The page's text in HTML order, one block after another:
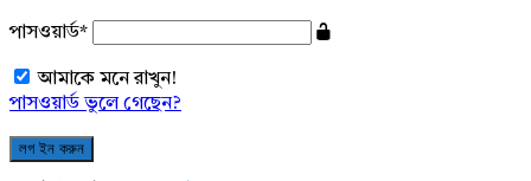
পাসওয়ার্ড*
আমাকে মনে রাখুন!
পাসওয়ার্ড ভুলে গেছেন?